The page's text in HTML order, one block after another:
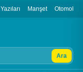
Manşet Otomobil
Ara